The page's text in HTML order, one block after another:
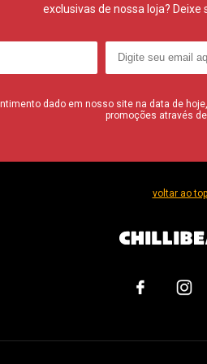
exclusivas de nossa loja? Deixe
dado em nosso site na data de
promoções através
voltar ao